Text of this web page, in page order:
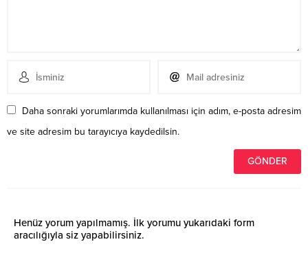
Daha sonraki yorumlarımda kullanılması için adım, e-posta adresim
ve site adresim bu tarayıcıya kaydedilsin.
Henüz yorum yapılmamış. İlk yorumu yukarıdaki form
aracılığıyla siz yapabilirsiniz.